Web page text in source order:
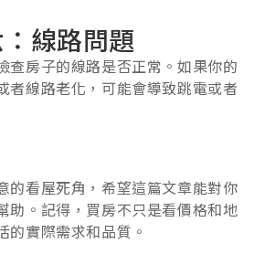
線路問題
查房子的線路是否正常。如果你的
者線路老化，可能會導致跳電或者
的看屋死角，希望這篇文章能對你
助。記得，買房不只是看價格和地
的實際需求和品質。